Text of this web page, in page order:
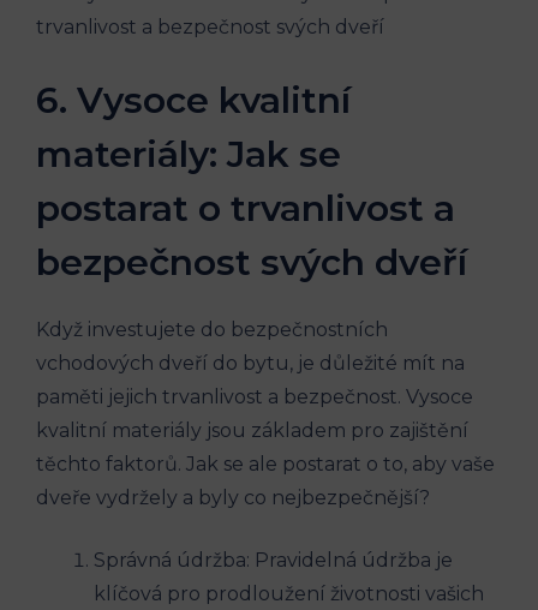
6. Vysoce kvalitní
materiály: Jak se
postarat o trvanlivost a​
bezpečnost⁤ svých dveří
Když investujete do bezpečnostních
vchodových dveří do bytu, je důležité mít na
paměti jejich trvanlivost a bezpečnost. ‍Vysoce
kvalitní materiály jsou‌ základem pro⁣ zajištění
těchto‌ faktorů. Jak se ale postarat o to, aby vaše
dveře vydržely a byly co nejbezpečnější?
Správná údržba: Pravidelná údržba je
klíčová pro prodloužení životnosti vašich